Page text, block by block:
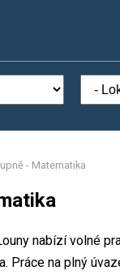
- Matematika
nabízí volné
Práce na plný